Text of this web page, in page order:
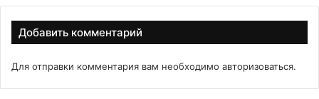
Добавить комментарий
Для отправки комментария вам необходимо авторизоваться.